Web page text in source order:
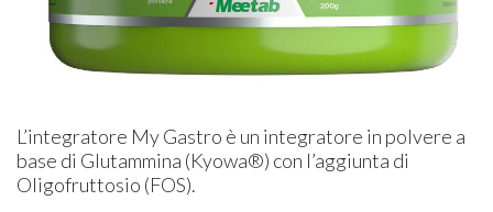
L’integratore My Gastro è un integratore in polvere a
base di Glutammina (Kyowa®) con l’aggiunta di
Oligofruttosio (FOS).